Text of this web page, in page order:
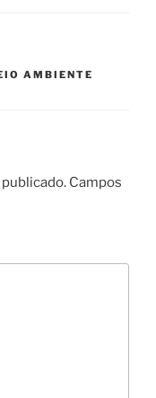
AMBIENTE
Campos